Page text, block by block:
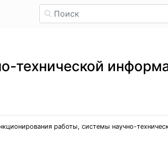
технической
работы, системы научно-